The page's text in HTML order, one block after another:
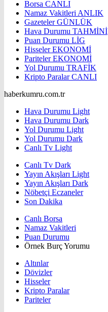
Borsa CANLI
Namaz Vakitleri ANLIK
GazetelerGÜNLÜK
Hava Durumu TAHMİNİ
Puan Durumu LİG
HisselerEKONOMİ
ParitelerEKONOMİ
Yol Durumu TRAFİK
Kripto ParalarCANLI
haberkumru.com.tr
Hava Durumu Light
Hava Durumu Dark
Yol Durumu Light
Yol Durumu Dark
Canlı Tv Light
Canlı Tv Dark
Yayın Akışları Light
Yayın Akışları Dark
Nöbetçi Eczaneler
Son Dakika
Canlı Borsa
Namaz Vakitleri
Puan Durumu
Örnek Burç Yorumu
Altınlar
Dövizler
Hisseler
Kripto Paralar
Pariteler